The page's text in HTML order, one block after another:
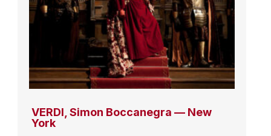
VERDI, Simon Boccanegra — New
York